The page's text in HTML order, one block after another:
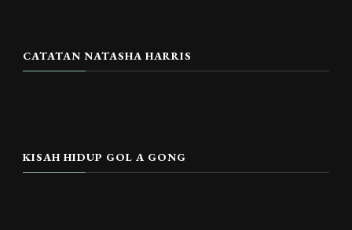
CATATAN NATASHA HARRIS
KISAH HIDUP GOL A GONG